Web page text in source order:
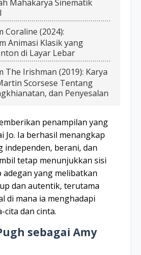
Mahakarya Sinematik
Coraline (2024):
Animasi Klasik yang
di Layar Lebar
The Irishman (2019): Karya
Scorsese Tentang
dan Penyesalan
penampilan yang
Jo. Ia berhasil menangkap
independen, berani, dan
tetap menunjukkan sisi
adegan yang melibatkan
dan autentik, terutama
di mana ia menghadapi
cita dan cinta.
sebagai Amy